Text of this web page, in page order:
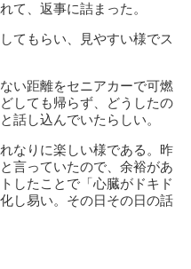
て、返事に詰まった。
てもらい、見やすい様でス
い距離をセニアカーで可燃
しても帰らず、どうしたの
話し込んでいたらしい。
なりに楽しい様である。昨
言っていたので、余裕があ
したことで「心臓がドキド
し易い。その日その日の話